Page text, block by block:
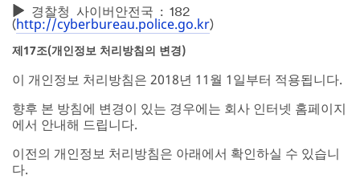
경찰청 사이버안전국 : 182
(http://cyberbureau.police.go.kr)
제17조(개인정보 처리방침의 변경)
이 개인정보 처리방침은 2018년 11월 1일부터 적용됩니다.
향후 본 방침에 변경이 있는 경우에는 회사 인터넷 홈페이지
에서 안내해 드립니다.
이전의 개인정보 처리방침은 아래에서 확인하실 수 있습니
다.